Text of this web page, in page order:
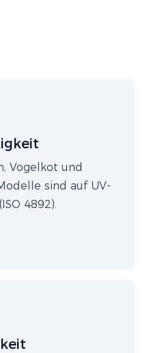
Vogelkot und
sind auf UV-
4892).